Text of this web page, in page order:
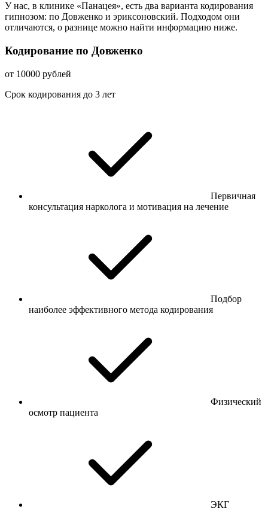
У нас, в клинике «Панацея», есть два варианта кодирования
гипнозом: по Довженко и эриксоновский. Подходом они
отличаются, о разнице можно найти информацию ниже.
Кодирование по Довженко
от 10000 рублей
Срок кодирования до 3 лет
Первичная
консультация нарколога и мотивация на лечение
Подбор
наиболее эффективного метода кодирования
Физический
осмотр пациента
ЭКГ